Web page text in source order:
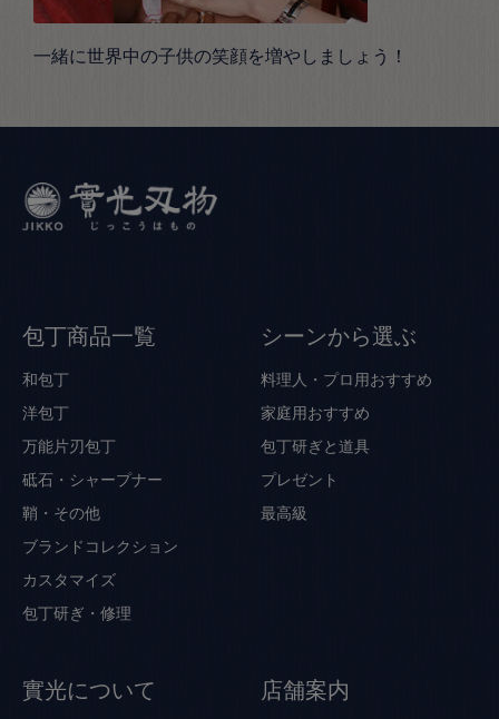
一緒に世界中の子供の笑顔を増やしましょう！
包丁商品一覧
和包丁
洋包丁
万能片刃包丁
砥石・シャープナー
鞘・その他
ブランドコレクション
カスタマイズ
包丁研ぎ・修理
シーンから選ぶ
料理人・プロ用おすすめ
家庭用おすすめ
包丁研ぎと道具
プレゼント
最高級
實光について 店舗案内